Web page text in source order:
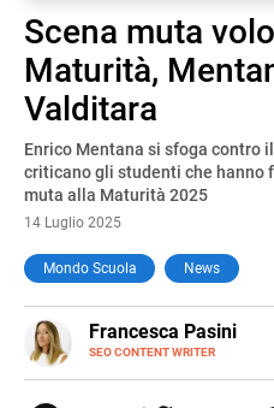
Scena muta
Maturità,
Valditara
Enrico Mentana si sfoga contro
criticano gli studenti che hanno
muta alla Maturità 2025
14 Luglio 2025
Mondo Scuola News
Francesca Pasini
SEO CONTENT WRITER
E-
MAIL